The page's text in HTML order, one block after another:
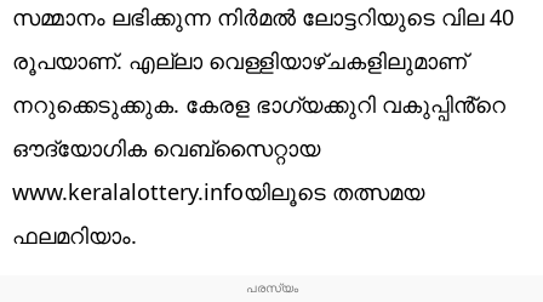
സമ്മാനം ലഭിക്കുന്ന നിർമൽ ലോട്ടറിയുടെ വില 40
രൂപയാണ്. എല്ലാ വെള്ളിയാഴ്ചകളിലുമാണ്
നറുക്കെടുക്കുക. കേരള ഭാഗ്യക്കുറി വകുപ്പിൻ്റെ
ഔദ്യോഗിക വെബ്സൈറ്റായ
www.keralalottery.infoയിലൂടെ തത്സമയ
ഫലമറിയാം.